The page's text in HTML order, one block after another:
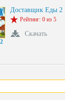
Доставщик Еды 2
Рейтинг: 0 из 5
Скачать